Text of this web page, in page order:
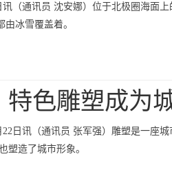
讯（通讯员 沈安娜）位于北极圈海面
冰雪覆盖着。
特色雕塑成为
日讯（通讯员 张军强）雕塑是一座
塑造了城市形象。